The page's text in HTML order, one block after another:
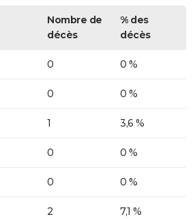
Nombre de
décès
% des
décès
0 0 %
0 0 %
1 3,6 %
0 0 %
0 0 %
2 7,1 %